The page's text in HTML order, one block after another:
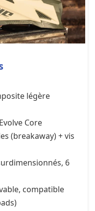
légère
Core
(breakaway) + vis
6
compatible